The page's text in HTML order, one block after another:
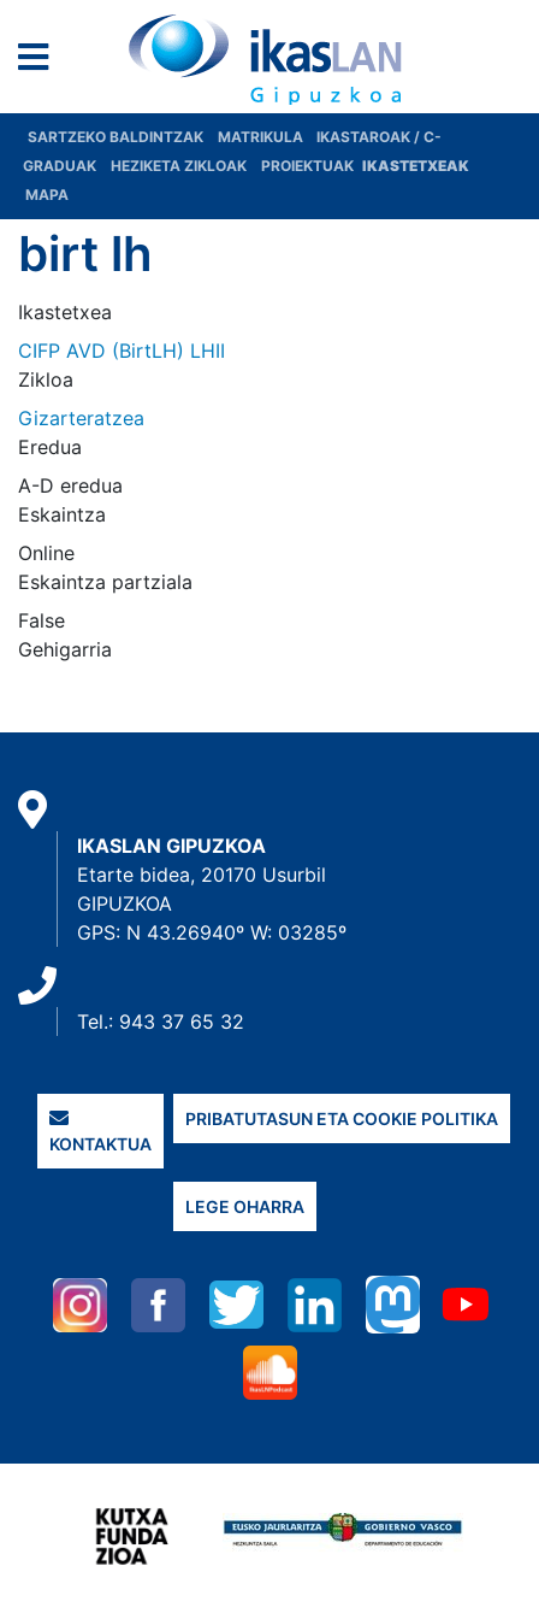
SARTZEKO BALDINTZAK MATRIKULA
IKASTAROAK / C-
GRADUAK
HEZIKETA ZIKLOAK PROIEKTUAK IKASTETXEAK
MAPA
birt lh
Ikastetxea
CIFP AVD (BirtLH) LHII
Zikloa
Gizarteratzea
Eredua
A-D eredua
Eskaintza
Online
Eskaintza partziala
False
Gehigarria
IKASLAN GIPUZKOA
Etarte bidea, 20170 Usurbil
GIPUZKOA
GPS: N 43.26940º W: 03285º
Tel.: 943 37 65 32
KONTAKTUA
PRIBATUTASUN ETA COOKIE POLITIKA
LEGE OHARRA